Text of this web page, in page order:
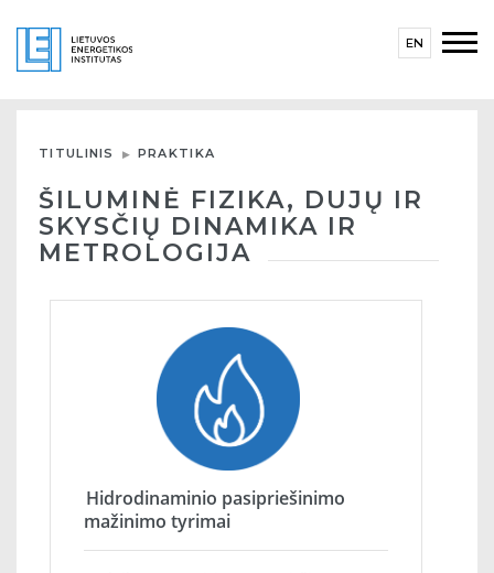
EN
TITULINIS PRAKTIKA
ŠILUMINĖ FIZIKA, DUJŲ IR
SKYSČIŲ DINAMIKA IR
METROLOGIJA
Hidrodinaminio pasipriešinimo
mažinimo tyrimai